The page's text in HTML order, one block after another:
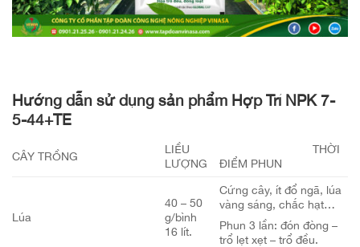
Hướng dẫn sử dụng sản phẩm Hợp Trí NPK 7-
5-44+TE
CÂY TRỒNG
LIỀU
LƯỢNG
THỜI
ĐIỂM PHUN
Lúa
40 – 50
g/bình
16 lít.
Cứng cây, ít đổ ngã, lúa
vàng sáng, chắc hạt…
Phun 3 lần: đón đòng –
trổ lẹt xẹt – trổ đều.